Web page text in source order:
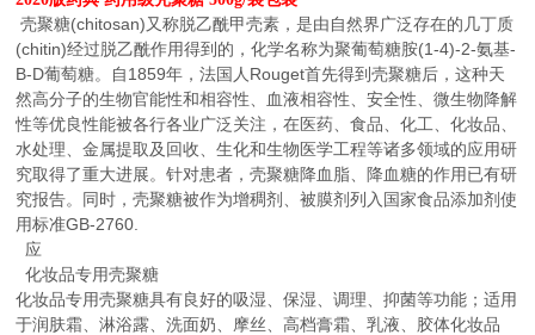
壳聚糖(chitosan)又称脱乙酰甲壳素，是由自然界广泛存在的几丁质
(chitin)经过脱乙酰作用得到的，化学名称为聚葡萄糖胺(1-4)-2-氨基-
B-D葡萄糖。自1859年，法国人Rouget首先得到壳聚糖后，这种天
然高分子的生物官能性和相容性、血液相容性、安全性、微生物降解
性等优良性能被各行各业广泛关注，在医药、食品、化工、化妆品、
水处理、金属提取及回收、生化和生物医学工程等诸多领域的应用研
究取得了重大进展。针对患者，壳聚糖降血脂、降血糖的作用已有研
究报告。同时，壳聚糖被作为增稠剂、被膜剂列入国家食品添加剂使
用标准GB-2760.
应
化妆品专用壳聚糖
化妆品专用壳聚糖具有良好的吸湿、保湿、调理、抑菌等功能；适用
于润肤霜、淋浴露、洗面奶、摩丝、高档膏霜、乳液、胶体化妆品